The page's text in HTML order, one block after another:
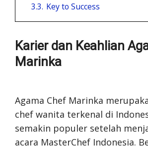
3.3. Key to Success
Karier dan Keahlian
Marinka
Agama Chef Marinka
chef wanita terkenal di
semakin populer setelah
acara MasterChef Indonesia.